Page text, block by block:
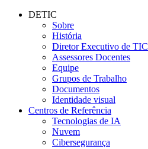
Conteúdo principal
DETIC
Sobre
História
Diretor Executivo de TIC
Assessores Docentes
Equipe
Grupos de Trabalho
Documentos
Identidade visual
Centros de Referência
Tecnologias de IA
Nuvem
Cibersegurança